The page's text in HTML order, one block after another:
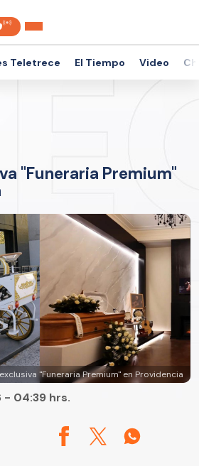
Teletrece El Tiempo Video
"Funeraria Premium"
"Funeraria Premium" en Providencia
- 04:39 hrs.